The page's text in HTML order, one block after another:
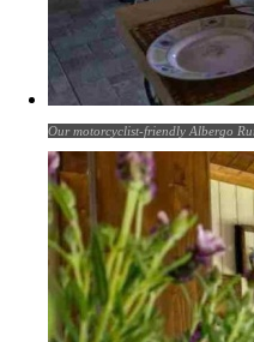
Our motorcyclist-friendly Albergo